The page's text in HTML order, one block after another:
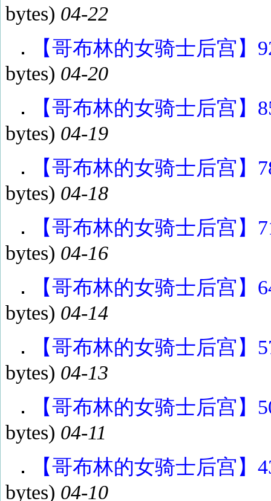
bytes) 04-22
【哥布林的女骑士后宫】
bytes) 04-20
【哥布林的女骑士后宫】
bytes) 04-19
【哥布林的女骑士后宫】
bytes) 04-18
【哥布林的女骑士后宫】
bytes) 04-16
【哥布林的女骑士后宫】
bytes) 04-14
【哥布林的女骑士后宫】
bytes) 04-13
【哥布林的女骑士后宫】
bytes) 04-11
【哥布林的女骑士后宫】
bytes) 04-10